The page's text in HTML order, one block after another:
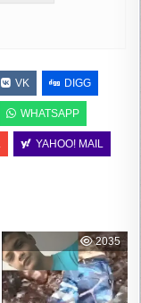
VK DIGG
WHATSAPP
YAHOO! MAIL
2035